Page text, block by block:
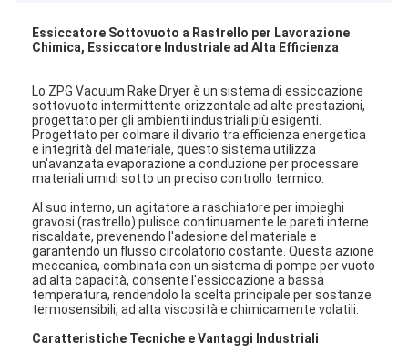
Essiccatore Sottovuoto a Rastrello per Lavorazione
Chimica, Essiccatore Industriale ad Alta Efficienza
Lo ZPG Vacuum Rake Dryer è un sistema di essiccazione
sottovuoto intermittente orizzontale ad alte prestazioni,
progettato per gli ambienti industriali più esigenti.
Progettato per colmare il divario tra efficienza energetica
e integrità del materiale, questo sistema utilizza
un'avanzata evaporazione a conduzione per processare
materiali umidi sotto un preciso controllo termico.
Al suo interno, un agitatore a raschiatore per impieghi
gravosi (rastrello) pulisce continuamente le pareti interne
riscaldate, prevenendo l'adesione del materiale e
garantendo un flusso circolatorio costante. Questa azione
meccanica, combinata con un sistema di pompe per vuoto
ad alta capacità, consente l'essiccazione a bassa
temperatura, rendendolo la scelta principale per sostanze
termosensibili, ad alta viscosità e chimicamente volatili.
Caratteristiche Tecniche e Vantaggi Industriali